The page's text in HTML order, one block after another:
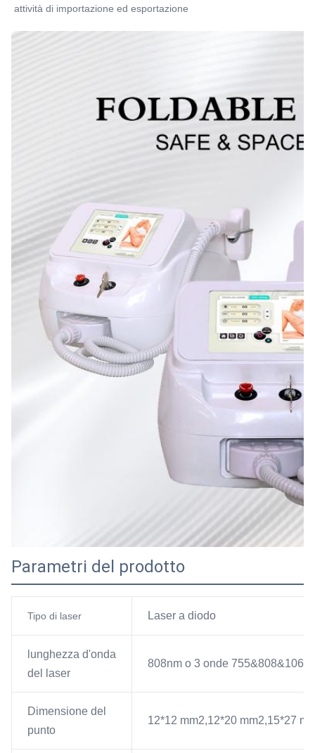
attività di importazione ed esportazione
Parametri del prodotto
Tipo di laser Laser a diodo
lunghezza d'onda
del laser
808nm o 3 onde
Dimensione del
punto
12*12 mm2,12*20 mm2,15*27